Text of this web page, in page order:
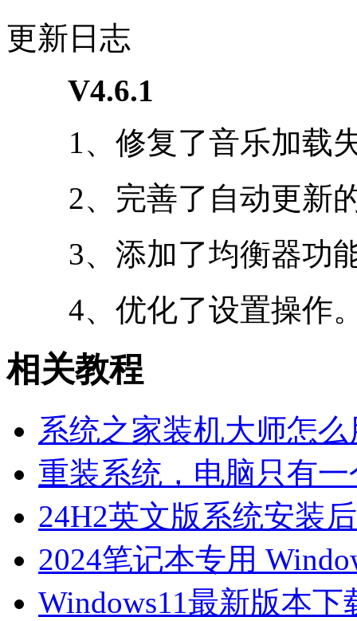
更新日志
V4.6.1
1、修复了音乐加载
2、完善了自动更新
3、添加了均衡器功
4、优化了设置操作
相关教程
系统之家装机大师怎
重装系统，电脑只有
24H2英文版系统安装
2024笔记本专用
Windows11最新版本下